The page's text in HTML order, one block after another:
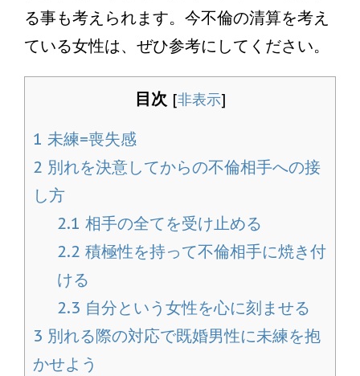
る事も考えられます。今不倫の清算を考え
ている女性は、ぜひ参考にしてください。
目次 [非表示]
1 未練=喪失感
2 別れを決意してからの不倫相手への接
し方
2.1 相手の全てを受け止める
2.2 積極性を持って不倫相手に焼き付
ける
2.3 自分という女性を心に刻ませる
3 別れる際の対応で既婚男性に未練を抱
かせよう